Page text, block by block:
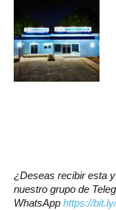
¿Deseas recibir esta
nuestro grupo de
WhatsApp https://